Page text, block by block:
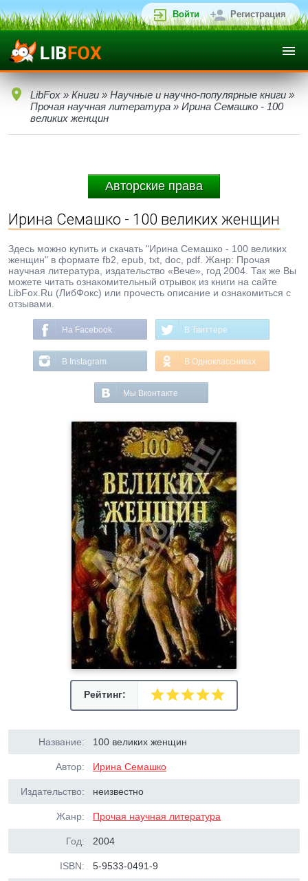
Войти Регистрация
LibFox » Книги » Научные и научно-популярные книги »
Прочая научная литература » Ирина Семашко - 100
великих женщин
Авторские права
Ирина Семашко - 100 великих женщин
Здесь можно купить и скачать "Ирина Семашко - 100 великих
женщин" в формате fb2, epub, txt, doc, pdf. Жанр: Прочая
научная литература, издательство «Вече», год 2004. Так же Вы
можете читать ознакомительный отрывок из книги на сайте
LibFox.Ru (ЛибФокс) или прочесть описание и ознакомиться с
отзывами.
На Facebook В Твиттере
В Instagram В Одноклассниках
Мы Вконтакте
Рейтинг:
Название: 100 великих женщин
Автор: Ирина Семашко
Издательство: неизвестно
Жанр: Прочая научная литература
Год: 2004
ISBN: 5-9533-0491-9